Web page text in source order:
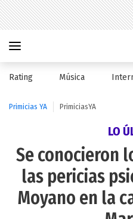
Rating Música
Primicias YA PrimiciasYA
LO
Se conocieron
las pericias
Moyano en la